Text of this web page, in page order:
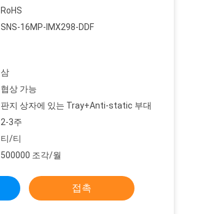
RoHS
SNS-16MP-IMX298-DDF
삼
협상 가능
판지 상자에 있는 Tray+Anti-static 부대
2-3주
티/티
500000 조각/월
접촉